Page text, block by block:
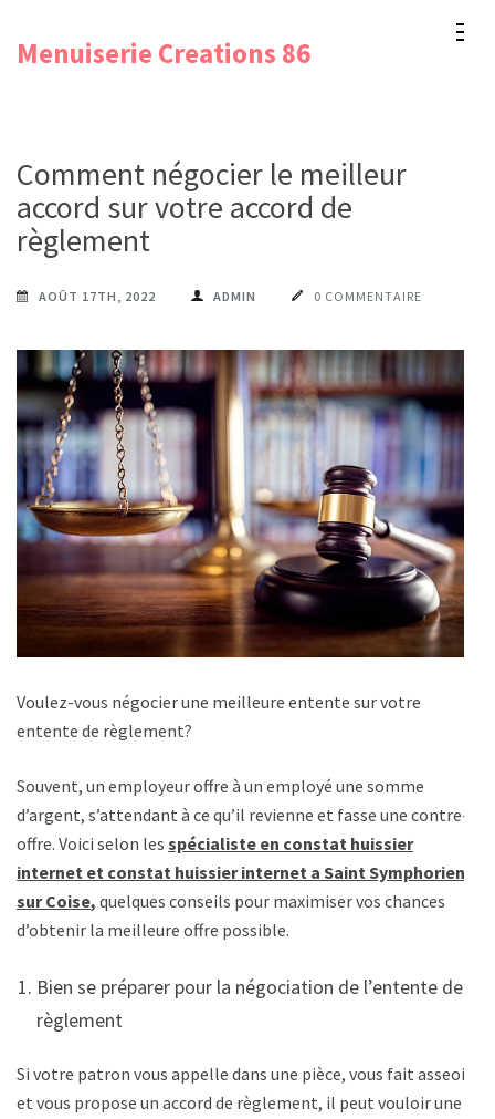
Menuiserie Creations 86
Comment négocier le meilleur
accord sur votre accord de
règlement
AOÛT 17TH, 2022 ADMIN 0 COMMENTAIRE
Voulez-vous négocier une meilleure entente sur votre
entente de règlement?
Souvent, un employeur offre à un employé une somme
d’argent, s’attendant à ce qu’il revienne et fasse une contre-
offre. Voici selon les spécialiste en constat huissier
internet et constat huissier internet a Saint Symphorien
sur Coise, quelques conseils pour maximiser vos chances
d’obtenir la meilleure offre possible.
Bien se préparer pour la négociation de l’entente de
règlement
Si votre patron vous appelle dans une pièce, vous fait asseoir
et vous propose un accord de règlement, il peut vouloir une